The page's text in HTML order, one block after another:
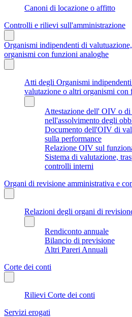
Canoni di locazione o affitto
Controlli e rilievi sull'amministrazione
Organismi indipendenti di
organismi con funzioni analoghe
Atti degli Organismi
valutazione o altri organismi con
Attestazione dell' OIV o di
nell'assolvimento degli
Documento dell'OIV di
sulla performance
Relazione OIV sul
Sistema di valutazione,
controlli interni
Organi di revisione amministrativa e
Relazioni degli organi di
Rendiconto annuale
Bilancio di previsione
Altri Pareri Annuali
Corte dei conti
Rilievi Corte dei conti
Servizi erogati